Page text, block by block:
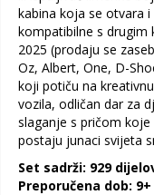
kabina koja se otvara
kompatibilne s drugim
2025 (prodaju se
Oz, Albert, One, D-
koji potiču na
vozila, odličan dar za
slaganje s pričom
postaju junaci svijeta
Set sadrži: 929
Preporučena dob: 9+